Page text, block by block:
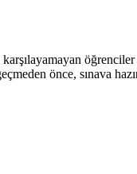
önce, sınava